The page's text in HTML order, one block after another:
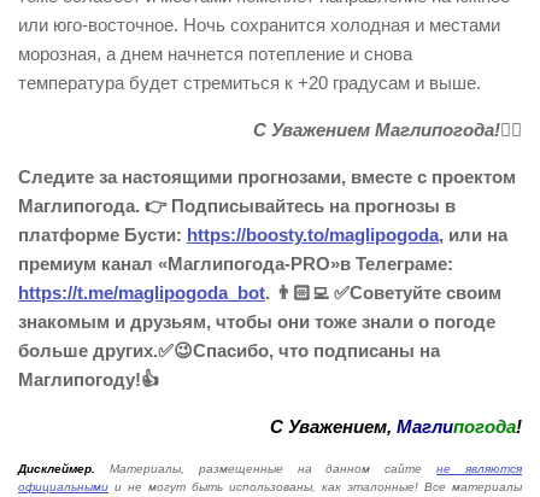
или юго-восточное. Ночь сохранится холодная и местами
морозная, а днем начнется потепление и снова
температура будет стремиться к +20 градусам и выше.
С Уважением Маглипогода!🙋‍♂️
Следите за настоящими прогнозами, вместе с проектом
Маглипогода. 👉 Подписывайтесь на прогнозы в
платформе Бусти: https://boosty.to/maglipogoda, или на
премиум канал «Маглипогода-PRO»в Телеграме:
https://t.me/maglipogoda_bot. 👨🏻‍💻 ✅Советуйте своим
знакомым и друзьям, чтобы они тоже знали о погоде
больше других.✅😉Спасибо, что подписаны на
Маглипогоду!👍
С Уважением, Маглипогода!
Дисклеймер. Материалы, размещенные на данном сайтене являются
официальными и не могут быть использованы, как эталонные! Все материалы